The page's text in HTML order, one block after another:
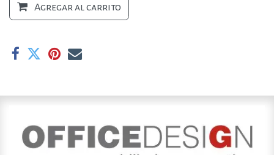
Agregar al carrito